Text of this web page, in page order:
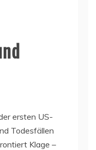
ersten US-
Todesfällen
Klage –